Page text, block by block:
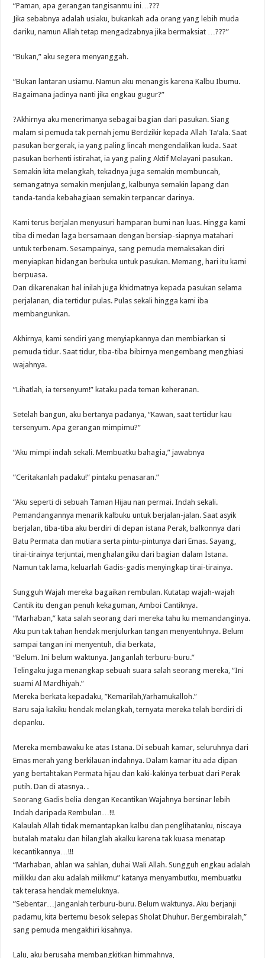
“Paman, apa gerangan tangisanmu ini…???
Jika sebabnya adalah usiaku, bukankah ada orang yang lebih muda
dariku, namun Allah tetap mengadzabnya jika bermaksiat …???”
“Bukan,” aku segera menyanggah.
“Bukan lantaran usiamu. Namun aku menangis karena Kalbu Ibumu.
Bagaimana jadinya nanti jika engkau gugur?”
?Akhirnya aku menerimanya sebagai bagian dari pasukan. Siang
malam si pemuda tak pernah jemu Berdzikir kepada Allah Ta’ala. Saat
pasukan bergerak, ia yang paling lincah mengendalikan kuda. Saat
pasukan berhenti istirahat, ia yang paling Aktif Melayani pasukan.
Semakin kita melangkah, tekadnya juga semakin membuncah,
semangatnya semakin menjulang, kalbunya semakin lapang dan
tanda-tanda kebahagiaan semakin terpancar darinya.
Kami terus berjalan menyusuri hamparan bumi nan luas. Hingga kami
tiba di medan laga bersamaan dengan bersiap-siapnya matahari
untuk terbenam. Sesampainya, sang pemuda memaksakan diri
menyiapkan hidangan berbuka untuk pasukan. Memang, hari itu kami
berpuasa.
Dan dikarenakan hal inilah juga khidmatnya kepada pasukan selama
perjalanan, dia tertidur pulas. Pulas sekali hingga kami iba
membangunkan.
Akhirnya, kami sendiri yang menyiapkannya dan membiarkan si
pemuda tidur. Saat tidur, tiba-tiba bibirnya mengembang menghiasi
wajahnya.
”Lihatlah, ia tersenyum!” kataku pada teman keheranan.
Setelah bangun, aku bertanya padanya, “Kawan, saat tertidur kau
tersenyum. Apa gerangan mimpimu?”
“Aku mimpi indah sekali. Membuatku bahagia,” jawabnya
”Ceritakanlah padaku!” pintaku penasaran.”
“Aku seperti di sebuah Taman Hijau nan permai. Indah sekali.
Pemandangannya menarik kalbuku untuk berjalan-jalan. Saat asyik
berjalan, tiba-tiba aku berdiri di depan istana Perak, balkonnya dari
Batu Permata dan mutiara serta pintu-pintunya dari Emas. Sayang,
tirai-tirainya terjuntai, menghalangiku dari bagian dalam Istana.
Namun tak lama, keluarlah Gadis-gadis menyingkap tirai-tirainya.
Sungguh Wajah mereka bagaikan rembulan. Kutatap wajah-wajah
Cantik itu dengan penuh kekaguman, Amboi Cantiknya.
”Marhaban,” kata salah seorang dari mereka tahu ku memandanginya.
Aku pun tak tahan hendak menjulurkan tangan menyentuhnya. Belum
sampai tangan ini menyentuh, dia berkata,
“Belum. Ini belum waktunya. Janganlah terburu-buru.”
Telingaku juga menangkap sebuah suara salah seorang mereka, “Ini
suami Al Mardhiyah.”
Mereka berkata kepadaku, ”Kemarilah,Yarhamukalloh.”
Baru saja kakiku hendak melangkah, ternyata mereka telah berdiri di
depanku.
Mereka membawaku ke atas Istana. Di sebuah kamar, seluruhnya dari
Emas merah yang berkilauan indahnya. Dalam kamar itu ada dipan
yang bertahtakan Permata hijau dan kaki-kakinya terbuat dari Perak
putih. Dan di atasnya. .
Seorang Gadis belia dengan Kecantikan Wajahnya bersinar lebih
Indah daripada Rembulan…!!!
Kalaulah Allah tidak memantapkan kalbu dan penglihatanku, niscaya
butalah mataku dan hilanglah akalku karena tak kuasa menatap
kecantikannya…!!!
“Marhaban, ahlan wa sahlan, duhai Wali Allah. Sungguh engkau adalah
milikku dan aku adalah milikmu” katanya menyambutku, membuatku
tak terasa hendak memeluknya.
”Sebentar…Janganlah terburu-buru. Belum waktunya. Aku berjanji
padamu, kita bertemu besok selepas Sholat Dhuhur. Bergembiralah,”
sang pemuda mengakhiri kisahnya.
Lalu, aku berusaha membangkitkan himmahnya,